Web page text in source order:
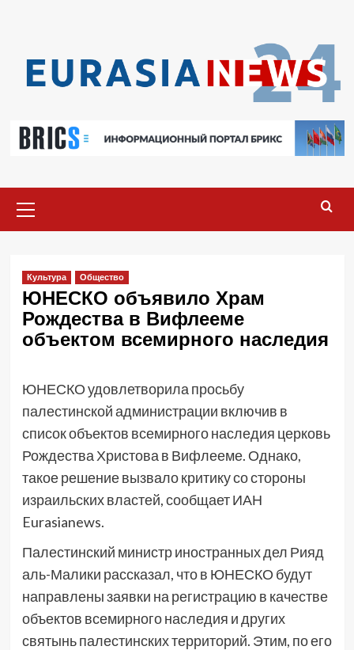
меню
Культура Общество
ЮНЕСКО объявило Храм
Рождества в Вифлееме
объектом всемирного наследия
ЮНЕСКО удовлетворила просьбу
палестинской администрации включив в
список объектов всемирного наследия церковь
Рождества Христова в Вифлееме. Однако,
такое решение вызвало критику со стороны
израильских властей, сообщает ИАН
Eurasianews.
Палестинский министр иностранных дел Рияд
аль-Малики рассказал, что в ЮНЕСКО будут
направлены заявки на регистрацию в качестве
объектов всемирного наследия и других
святынь палестинских территорий. Этим, по его